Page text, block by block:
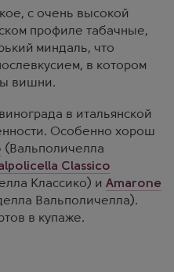
с очень высокой
профиле табачные,
миндаль, что
в котором
вишни.
в итальянской
Особенно хорош
(Вальполичелла
Classico
Классико) и Amarone
Вальполичелла).
в купаже.